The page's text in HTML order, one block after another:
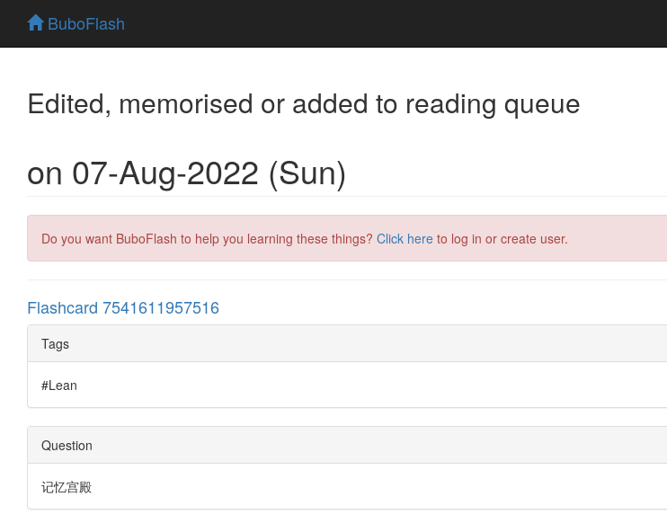
BuboFlash
Edited, memorised or added to reading queue
on 07-Aug-2022 (Sun)
Do you want BuboFlash to help you learning these things? Click here to log in or create user.
Flashcard 7541611957516
Tags
#Lean
Question
记忆宫殿